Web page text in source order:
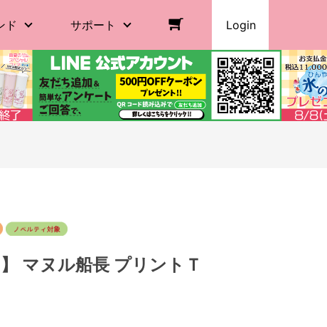
ド サポート Login
】 マヌル船長 プリントＴ